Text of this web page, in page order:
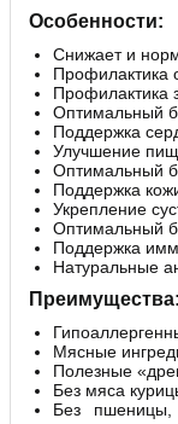
Особенности:
Снижает и
Профилактика
Профилактика
Оптимальный
Поддержка
Улучшение
Оптимальный
Поддержка
Укрепление
Оптимальный
Поддержка
Натуральные
Преимущества:
Мясные
Полезные
Без мяса
Без пшеницы,